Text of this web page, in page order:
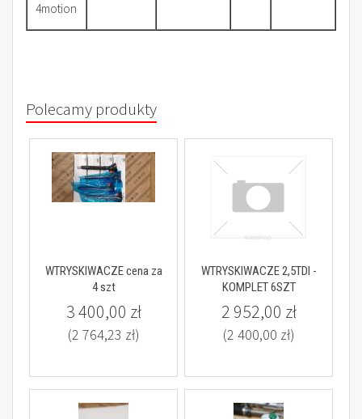
4motion
Polecamy produkty
WTRYSKIWACZE cena za
4 szt
3 400,00 zł
(2 764,23 zł)
WTRYSKIWACZE 2,5TDI -
KOMPLET 6SZT
2 952,00 zł
(2 400,00 zł)